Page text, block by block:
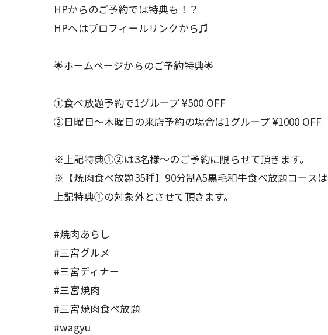
HPからのご予約では特典も！？
HPへはプロフィールリンクから♫
🌟ホームページからのご予約特典🌟
①食べ放題予約で1グループ ¥500 OFF
②日曜日〜木曜日の来店予約の場合は1グループ ¥1000 OFF
※上記特典①②は3名様〜のご予約に限らせて頂きます。
※【焼肉食べ放題35種】90分制A5黒毛和牛食べ放題コースは
上記特典①の対象外とさせて頂きます。
#焼肉あらし
#三宮グルメ
#三宮ディナー
#三宮焼肉
#三宮焼肉食べ放題
#wagyu